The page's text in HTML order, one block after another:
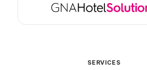
SERVICES